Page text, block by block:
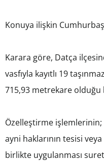
Konuya ilişkin
Karara göre, Datça
vasfıyla kayıtlı 19
715,93 metrekare
Özelleştirme işlemlerinin;
ayni haklarının tesisi
birlikte uygulanması